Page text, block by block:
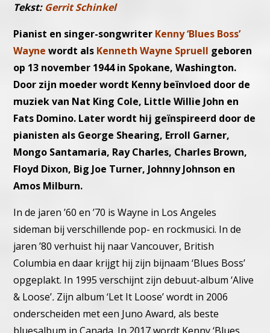
Tekst: Gerrit Schinkel
Pianist en singer-songwriter Kenny ‘Blues Boss’
Wayne wordt als Kenneth Wayne Spruell geboren
op 13 november 1944 in Spokane, Washington.
Door zijn moeder wordt Kenny beïnvloed door de
muziek van Nat King Cole, Little Willie John en
Fats Domino. Later wordt hij geïnspireerd door de
pianisten als George Shearing, Erroll Garner,
Mongo Santamaria, Ray Charles, Charles Brown,
Floyd Dixon, Big Joe Turner, Johnny Johnson en
Amos Milburn.
In de jaren ’60 en ’70 is Wayne in Los Angeles
sideman bij verschillende pop- en rockmusici. In de
jaren ’80 verhuist hij naar Vancouver, British
Columbia en daar krijgt hij zijn bijnaam ‘Blues Boss’
opgeplakt. In 1995 verschijnt zijn debuut-album ‘Alive
& Loose’. Zijn album ‘Let It Loose’ wordt in 2006
onderscheiden met een Juno Award, als beste